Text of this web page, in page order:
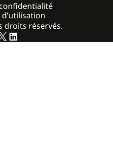
droits réservés.